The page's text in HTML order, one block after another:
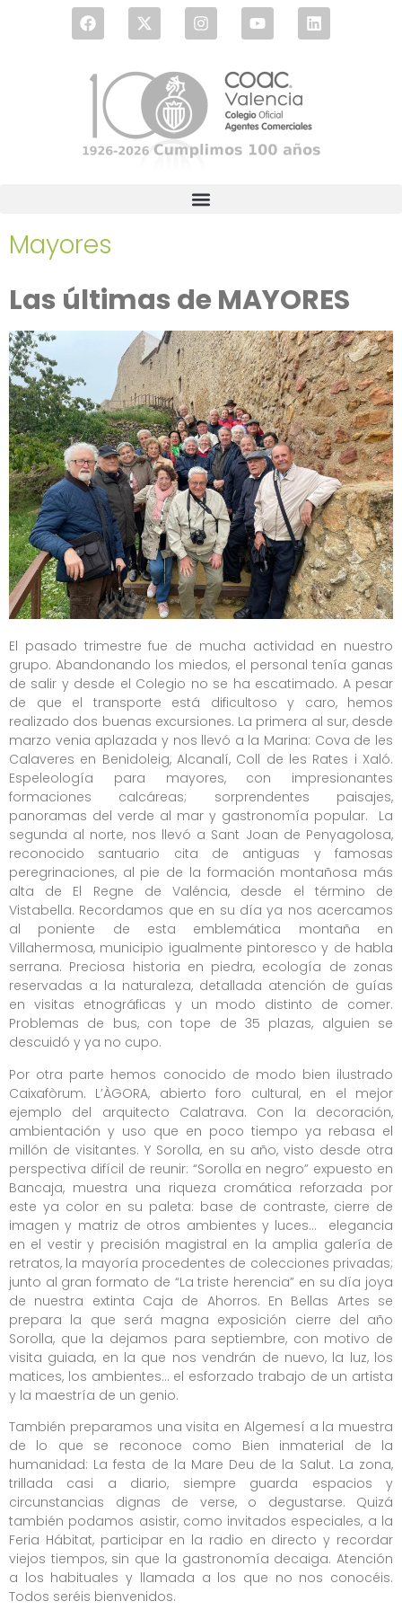
Mayores
Las últimas de MAYORES
El pasado trimestre fue de mucha actividad en nuestro
grupo. Abandonando los miedos, el personal tenía ganas
de salir y desde el Colegio no se ha escatimado. A pesar
de que el transporte está dificultoso y caro, hemos
realizado dos buenas excursiones. La primera al sur, desde
marzo venia aplazada y nos llevó a la Marina: Cova de les
Calaveres en Benidoleig, Alcanalí, Coll de les Rates i Xaló.
Espeleología para mayores, con impresionantes
formaciones calcáreas; sorprendentes paisajes,
panoramas del verde al mar y gastronomía popular. La
segunda al norte, nos llevó a Sant Joan de Penyagolosa,
reconocido santuario cita de antiguas y famosas
peregrinaciones, al pie de la formación montañosa más
alta de El Regne de Valéncia, desde el término de
Vistabella. Recordamos que en su día ya nos acercamos
al poniente de esta emblemática montaña en
Villahermosa, municipio igualmente pintoresco y de habla
serrana. Preciosa historia en piedra, ecología de zonas
reservadas a la naturaleza, detallada atención de guías
en visitas etnográficas y un modo distinto de comer.
Problemas de bus, con tope de 35 plazas, alguien se
descuidó y ya no cupo.
Por otra parte hemos conocido de modo bien ilustrado
Caixafòrum. L’ÀGORA, abierto foro cultural, en el mejor
ejemplo del arquitecto Calatrava. Con la decoración,
ambientación y uso que en poco tiempo ya rebasa el
millón de visitantes. Y Sorolla, en su año, visto desde otra
perspectiva difícil de reunir: “Sorolla en negro” expuesto en
Bancaja, muestra una riqueza cromática reforzada por
este ya color en su paleta: base de contraste, cierre de
imagen y matriz de otros ambientes y luces… elegancia
en el vestir y precisión magistral en la amplia galería de
retratos, la mayoría procedentes de colecciones privadas;
junto al gran formato de “La triste herencia” en su día joya
de nuestra extinta Caja de Ahorros. En Bellas Artes se
prepara la que será magna exposición cierre del año
Sorolla, que la dejamos para septiembre, con motivo de
visita guiada, en la que nos vendrán de nuevo, la luz, los
matices, los ambientes… el esforzado trabajo de un artista
y la maestría de un genio.
También preparamos una visita en Algemesí a la muestra
de lo que se reconoce como Bien inmaterial de la
humanidad: La festa de la Mare Deu de la Salut. La zona,
trillada casi a diario, siempre guarda espacios y
circunstancias dignas de verse, o degustarse. Quizá
también podamos asistir, como invitados especiales, a la
Feria Hábitat, participar en la radio en directo y recordar
viejos tiempos, sin que la gastronomía decaiga. Atención
a los habituales y llamada a los que no nos conocéis.
Todos seréis bienvenidos.